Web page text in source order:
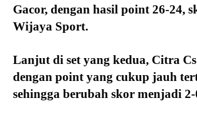
Gacor, dengan hasil point 26-24,
Wijaya Sport.
Lanjut di set yang kedua, Citra
dengan point yang cukup jauh
sehingga berubah skor menjadi